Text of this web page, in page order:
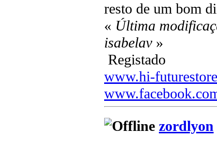
resto de um bom
« Última
isabelav»
Registado
www.hi-
zordlyon